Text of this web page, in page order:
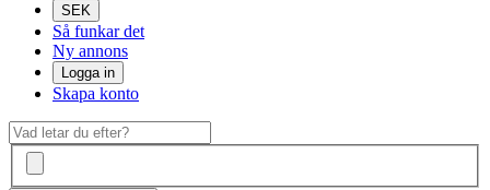
SEK
Så funkar det
Ny annons
Logga in
Skapa konto